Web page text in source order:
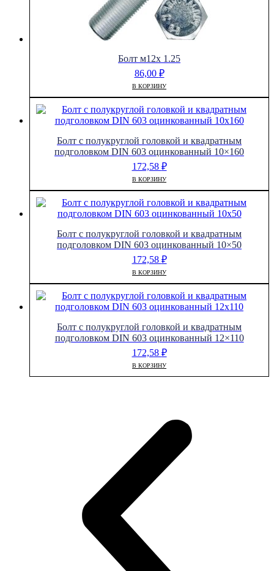
Болт м12х 1.25
86,00 ₽
В КОРЗИНУ
Болт с полукруглой головкой и квадратным
подголовком DIN 603 оцинкованный 10×160
172,58 ₽
В КОРЗИНУ
Болт с полукруглой головкой и квадратным
подголовком DIN 603 оцинкованный 10×50
172,58 ₽
В КОРЗИНУ
Болт с полукруглой головкой и квадратным
подголовком DIN 603 оцинкованный 12×110
172,58 ₽
В КОРЗИНУ